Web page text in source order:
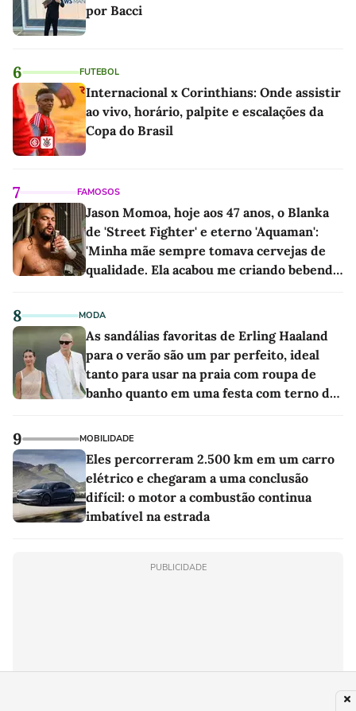
por Bacci
6 FUTEBOL
Internacional x Corinthians: Onde assistir
ao vivo, horário, palpite e escalações da
Copa do Brasil
7 FAMOSOS
Jason Momoa, hoje aos 47 anos, o Blanka
de 'Street Fighter' e eterno 'Aquaman':
'Minha mãe sempre tomava cervejas de
qualidade. Ela acabou me criando bebendo
8 MODA
As sandálias favoritas de Erling Haaland
para o verão são um par perfeito, ideal
tanto para usar na praia com roupa de
banho quanto em uma festa com terno de
9 MOBILIDADE
Eles percorreram 2.500 km em um carro
elétrico e chegaram a uma conclusão
difícil: o motor a combustão continua
imbatível na estrada
PUBLICIDADE